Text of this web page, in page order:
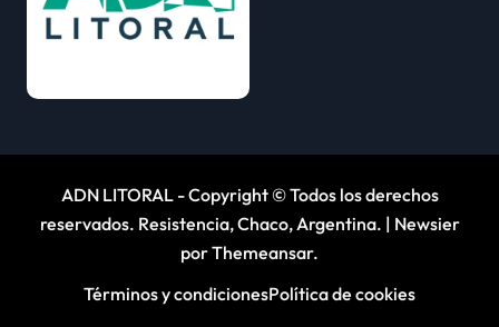
ADN LITORAL - Copyright © Todos los derechos
reservados. Resistencia, Chaco, Argentina. | Newsier
porThemeansar.
Términos y condicionesPolítica de cookies